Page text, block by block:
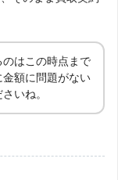
はこの時点まで
額に問題がない
いね。